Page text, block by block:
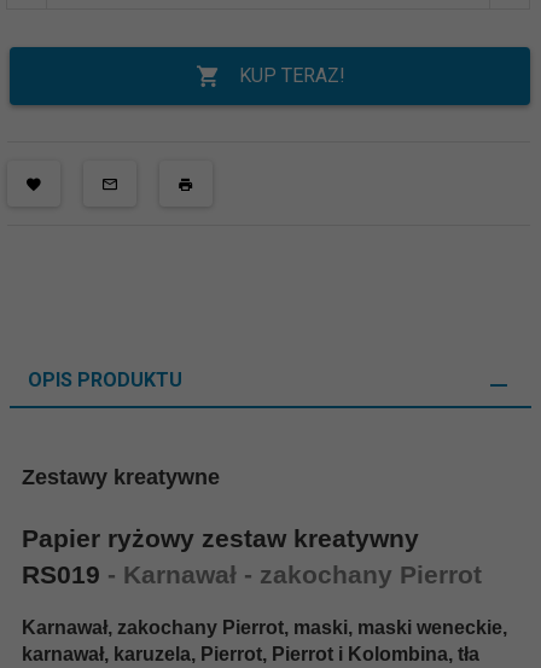
KUP TERAZ!
OPIS PRODUKTU
Zestawy kreatywne
Papier ryżowy zestaw kreatywny
RS019 - Karnawał - zakochany Pierrot
Karnawał, zakochany Pierrot, maski, maski weneckie,
karnawał, karuzela, Pierrot, Pierrot i Kolombina, tła